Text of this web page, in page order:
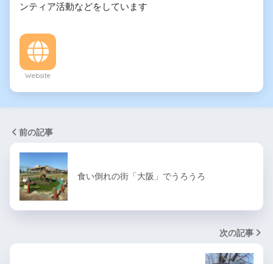
ンティア活動などをしています
Website
前の記事
食い倒れの街「大阪」でうろうろ
次の記事